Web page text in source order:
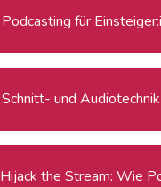
Podcasting für
Schnitt- und
Hijack the Stream: Wie